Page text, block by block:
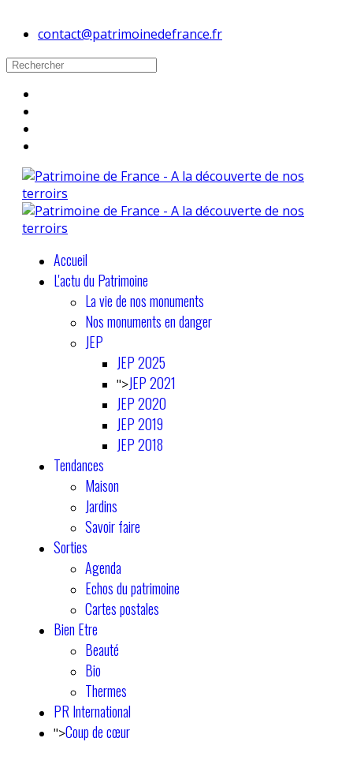
contact@patrimoinedefrance.fr
Accueil
L'actu du Patrimoine
La vie de nos monuments
Nos monuments en danger
JEP
JEP 2025
">JEP 2021
JEP 2020
JEP 2019
JEP 2018
Tendances
Maison
Jardins
Savoir faire
Sorties
Agenda
Echos du patrimoine
Cartes postales
Bien Etre
Beauté
Bio
Thermes
PR International
">Coup de cœur